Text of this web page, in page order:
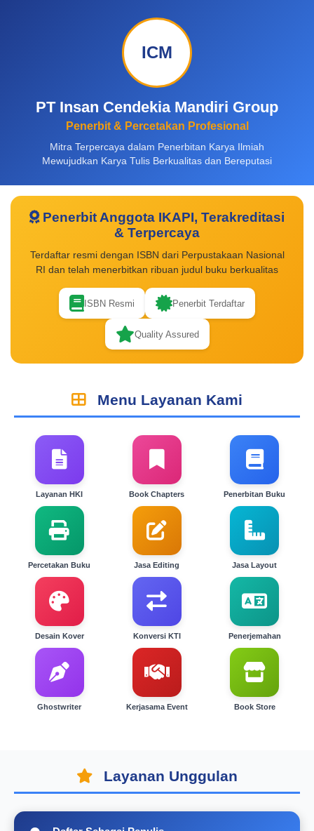
ICM
PT Insan Cendekia Mandiri Group
Penerbit & Percetakan Profesional
Mitra Terpercaya dalam Penerbitan Karya Ilmiah
Mewujudkan Karya Tulis Berkualitas dan Bereputasi
Penerbit Anggota IKAPI, Terakreditasi
& Terpercaya
Terdaftar resmi dengan ISBN dari Perpustakaan Nasional
RI dan telah menerbitkan ribuan judul buku berkualitas
ISBN Resmi Penerbit Terdaftar
Quality Assured
Menu Layanan Kami
Layanan HKI Book Chapters Penerbitan Buku
Percetakan Buku Jasa Editing Jasa Layout
Desain Kover Konversi KTI Penerjemahan
Ghostwriter Kerjasama Event Book Store
Layanan Unggulan